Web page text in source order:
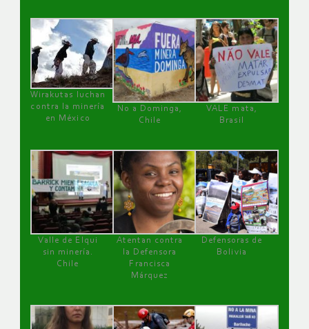
Wirakutas luchan
contra la minería
en México
No a Dominga,
Chile
VALE mata,
Brasil
Valle de Elqui
sin minería.
Chile
Atentan contra
la Defensora
Francisca
Márquez
Defensoras de
Bolivia